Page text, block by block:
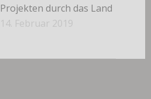
Projekten durch das Land
14. Februar 2019